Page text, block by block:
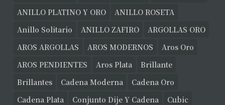
ANILLO PLATINO Y ORO
ANILLO ROSETA
Anillo Solitario
ANILLO ZAFIRO
ARGOLLAS ORO
AROS ARGOLLAS
AROS MODERNOS
Aros Oro
AROS PENDIENTES
Aros Plata
Brillante
Brillantes
Cadena Moderna
Cadena Oro
Cadena Plata
Conjunto Dije Y Cadena
Cubic